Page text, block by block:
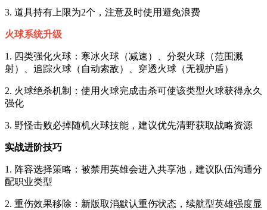
3. 道具持有上限为2个，注意及时使用避免浪费
火球系统升级
1. 四类强化火球：寒冰火球（减速）、分裂火球（范围溅
射）、追踪火球（自动索敌）、穿透火球（无视护盾）
2. 火球绝杀机制：使用火球完成击杀可使该类型火球获得永久
强化
3. 野怪击败必掉随机火球技能，建议优先清野获取战略资源
实战进阶技巧
1. 阵容选择策略：被禁用英雄会进入共享池，建议队伍沟通分
配职业类型
2. 重伤效果移除：新版取消默认重伤状态，续航型英雄强度显